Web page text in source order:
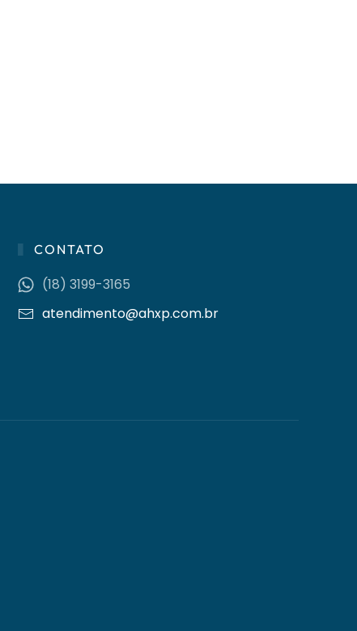
CONTATO
(18) 3199-3165
atendimento@ahxp.com.br